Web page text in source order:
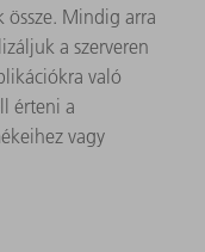
Mindig arra
a szerveren
való
érteni a
vagy